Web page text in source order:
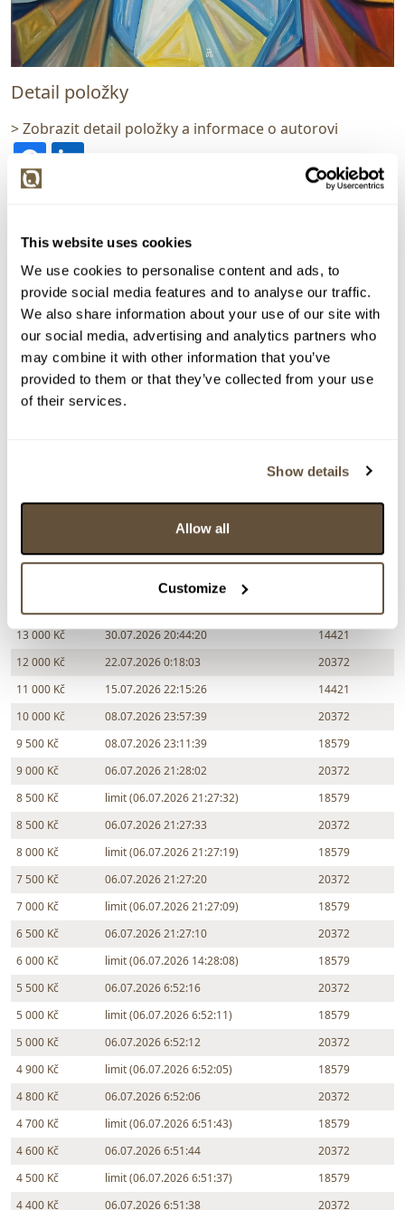
This website uses cookies
We use cookies to personalise content and ads, to
provide social media features and to analyse our traffic.
We also share information about your use of our site with
our social media, advertising and analytics partners who
may combine it with other information that you’ve
provided to them or that they’ve collected from your use
of their services.
Show details
Allow all
Customize
Detail položky
> Zobrazit detail položky a informace o autorovi
VYDRAŽENO VELKÝ FORMÁT
Libor Šmejkal
161087. Inner dialogue
Dražba ukončena:
30.07.2026 20:47:20
Vyvolávací cena:
3 000 Kč
vydraženo za:
13 000 Kč
Chcete prodat podobný předmět?
> Zobrazit informaci jak prodat předmět v aukci
13 000 Kč
30.07.2026 20:44:20
14421
12 000 Kč
22.07.2026 0:18:03
20372
11 000 Kč
15.07.2026 22:15:26
14421
10 000 Kč
08.07.2026 23:57:39
20372
9 500 Kč
08.07.2026 23:11:39
18579
9 000 Kč
06.07.2026 21:28:02
20372
8 500 Kč
limit (06.07.2026 21:27:32)
18579
8 500 Kč
06.07.2026 21:27:33
20372
8 000 Kč
limit (06.07.2026 21:27:19)
18579
7 500 Kč
06.07.2026 21:27:20
20372
7 000 Kč
limit (06.07.2026 21:27:09)
18579
6 500 Kč
06.07.2026 21:27:10
20372
6 000 Kč
limit (06.07.2026 14:28:08)
18579
5 500 Kč
06.07.2026 6:52:16
20372
5 000 Kč
limit (06.07.2026 6:52:11)
18579
5 000 Kč
06.07.2026 6:52:12
20372
4 900 Kč
limit (06.07.2026 6:52:05)
18579
4 800 Kč
06.07.2026 6:52:06
20372
4 700 Kč
limit (06.07.2026 6:51:43)
18579
4 600 Kč
06.07.2026 6:51:44
20372
4 500 Kč
limit (06.07.2026 6:51:37)
18579
4 400 Kč
06.07.2026 6:51:38 20372